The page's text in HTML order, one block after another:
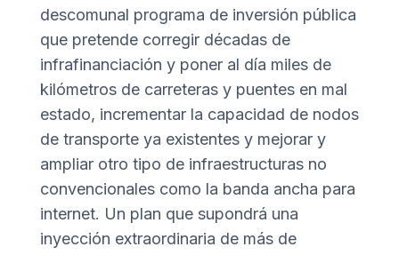
descomunal programa de inversión pública
que pretende corregir décadas de
infrafinanciación y poner al día miles de
kilómetros de carreteras y puentes en mal
estado, incrementar la capacidad de nodos
de transporte ya existentes y mejorar y
ampliar otro tipo de infraestructuras no
convencionales como la banda ancha para
internet. Un plan que supondrá una
inyección extraordinaria de más de